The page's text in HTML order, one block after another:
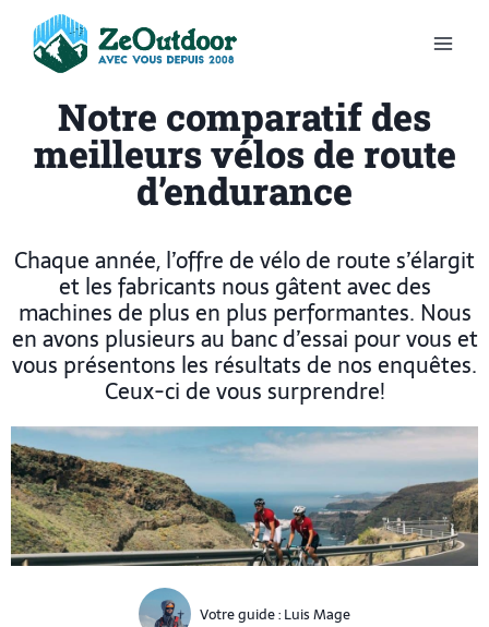
Notre comparatif des
meilleurs vélos de route
d’endurance
Chaque année, l’offre de vélo de route s’élargit
et les fabricants nous gâtent avec des
machines de plus en plus performantes. Nous
en avons plusieurs au banc d’essai pour vous et
vous présentons les résultats de nos enquêtes.
Ceux-ci de vous surprendre!
Votre guide :Luis Mage